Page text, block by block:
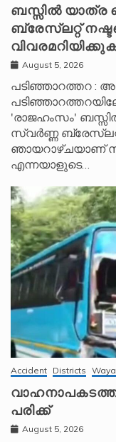
ബസ്സിൽ യാത്ര
ബ്രേസ്‌ലറ്റ്
August 5, 2026
പടിഞ്ഞാറത്തറ :
'രാജഹംസം'
സ്വർണ്ണ ബ്രേസ്‌ലറ്റ്
ഞായറാഴ്ചയാണ്
എന്നയാളുടെ…
Accident Districts
പരിക്ക്
August 5, 2026